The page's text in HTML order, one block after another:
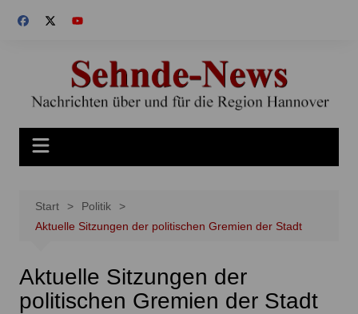
Inhalt
Start
Politik
Aktuelle Sitzungen der politischen Gremien der Stadt
Aktuelle Sitzungen der
politischen Gremien der Stadt